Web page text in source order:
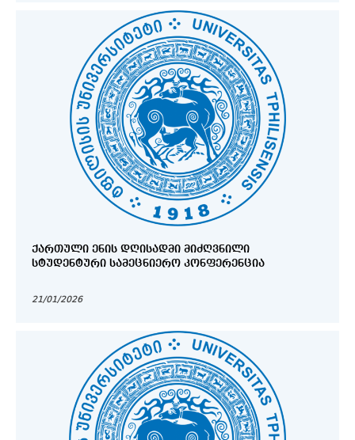
ᲥᲐᲠᲗᲣᲚᲘ ᲔᲜᲘᲡ ᲓᲦᲘᲡᲐᲓᲛᲘ ᲛᲘᲫᲦᲕᲜᲘᲚᲘ
ᲡᲢᲣᲓᲔᲜᲢᲣᲠᲘ ᲡᲐᲛᲔᲪᲜᲘᲔᲠᲝ ᲙᲝᲜᲤᲔᲠᲔᲜᲪᲘᲐ
21/01/2026